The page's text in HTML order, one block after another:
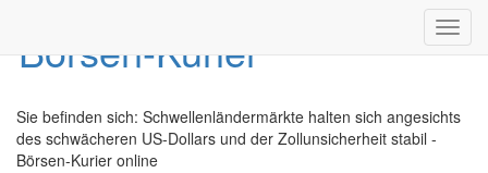
Sie befinden sich: Schwellenländermärkte halten sich angesichts
des schwächeren US-Dollars und der Zollunsicherheit stabil -
Börsen-Kurier online